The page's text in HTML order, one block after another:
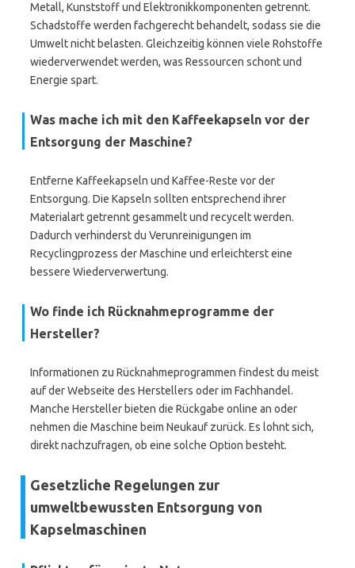
Metall, Kunststoff und Elektronikkomponenten getrennt.
Schadstoffe werden fachgerecht behandelt, sodass sie die
Umwelt nicht belasten. Gleichzeitig können viele Rohstoffe
wiederverwendet werden, was Ressourcen schont und
Energie spart.
Was mache ich mit den Kaffeekapseln vor der
Entsorgung der Maschine?
Entferne Kaffeekapseln und Kaffee-Reste vor der
Entsorgung. Die Kapseln sollten entsprechend ihrer
Materialart getrennt gesammelt und recycelt werden.
Dadurch verhinderst du Verunreinigungen im
Recyclingprozess der Maschine und erleichterst eine
bessere Wiederverwertung.
Wo finde ich Rücknahmeprogramme der
Hersteller?
Informationen zu Rücknahmeprogrammen findest du meist
auf der Webseite des Herstellers oder im Fachhandel.
Manche Hersteller bieten die Rückgabe online an oder
nehmen die Maschine beim Neukauf zurück. Es lohnt sich,
direkt nachzufragen, ob eine solche Option besteht.
Gesetzliche Regelungen zur
umweltbewussten Entsorgung von
Kapselmaschinen